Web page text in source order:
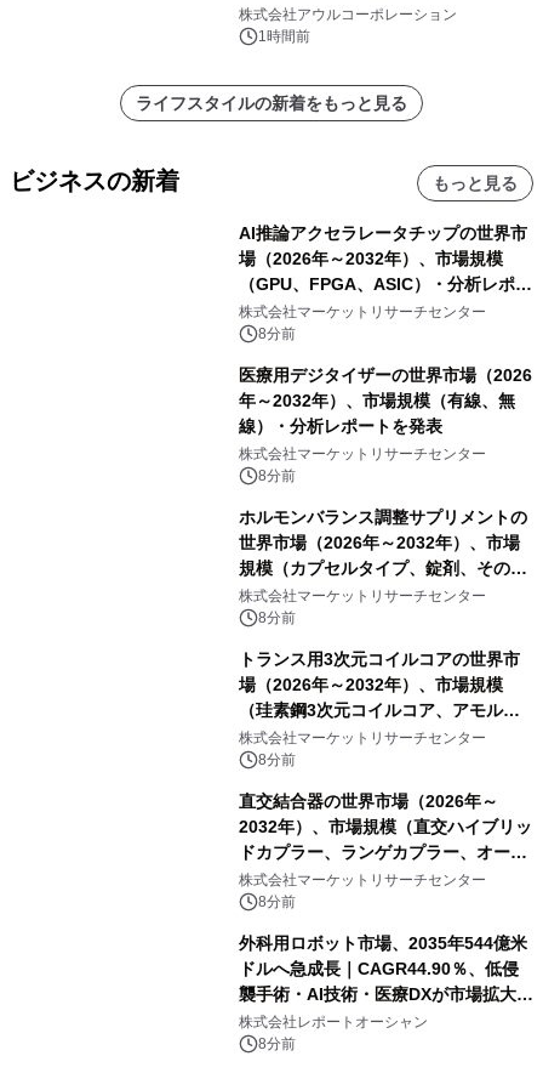
大人の冬旅を。ー夕日ヶ浦温泉「佳松
苑 別邸ふうか」ー
株式会社アウルコーポレーション
1時間前
ライフスタイルの新着をもっと見る
ビジネスの新着 もっと見る
AI推論アクセラレータチップの世界市
場（2026年～2032年）、市場規模
（GPU、FPGA、ASIC）・分析レポー
トを発表
株式会社マーケットリサーチセンター
8分前
医療用デジタイザーの世界市場（2026
年～2032年）、市場規模（有線、無
線）・分析レポートを発表
株式会社マーケットリサーチセンター
8分前
ホルモンバランス調整サプリメントの
世界市場（2026年～2032年）、市場
規模（カプセルタイプ、錠剤、その
他）・分析レポートを発表
株式会社マーケットリサーチセンター
8分前
トランス用3次元コイルコアの世界市
場（2026年～2032年）、市場規模
（珪素鋼3次元コイルコア、アモルフ
ァス合金3次元コイルコア）・分析レ
ポートを発表
株式会社マーケットリサーチセンター
8分前
直交結合器の世界市場（2026年～
2032年）、市場規模（直交ハイブリッ
ドカプラー、ランゲカプラー、オーバ
ーレイカプラー、その他）・分析レポ
ートを発表
株式会社マーケットリサーチセンター
8分前
外科用ロボット市場、2035年544億米
ドルへ急成長｜CAGR44.90％、低侵
襲手術・AI技術・医療DXが市場拡大を
牽引
株式会社レポートオーシャン
8分前